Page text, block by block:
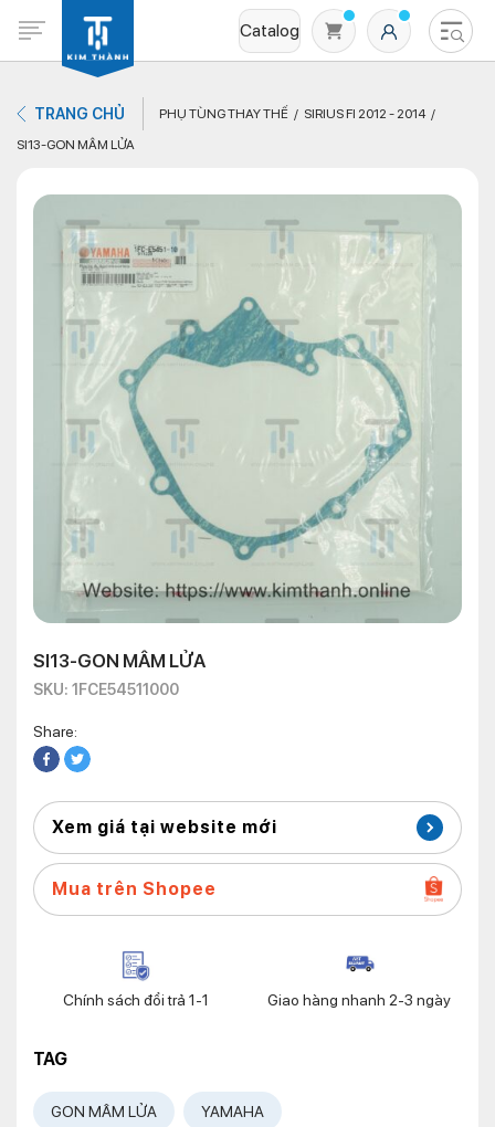
Catalog
Không có sản phẩm nào trong giỏ hàng
TRANG CHỦ PHỤ TÙNG THAY THẾ
SIRIUS FI 2012 - 2014
SI13-GON MÂM LỬA
SI13-GON MÂM LỬA
SKU: 1FCE54511000
Share:
Xem giá tại website mới
Mua trên Shopee
Chính sách đổi trả 1-1 Giao hàng nhanh 2-3 ngày
TAG
GON MÂM LỬA YAMAHA